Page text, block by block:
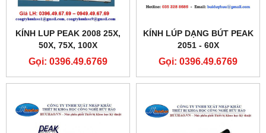
KÍNH LUP PEAK 2008 25X,
50X, 75X, 100X
Gọi: 0396.49.6769
KÍNH LÚP DẠNG BÚT PEAK
2051 - 60X
Gọi: 0396.49.6769